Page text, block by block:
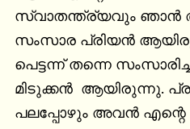
സ്വാതന്ത്ര്യവും ഞാൻ
സംസാര പ്രിയൻ
പെട്ടന്ന് തന്നെ
മിടുക്കൻ  ആയിരുന്നു.
പലപ്പോഴും അവൻ എന്റെ